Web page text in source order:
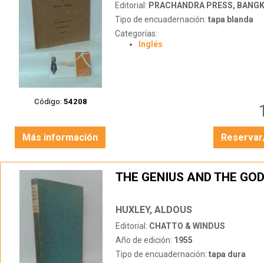
Código: 54208
Editorial: PRACHANDRA PRESS,
Tipo de encuadernación: tapa blanda
Categorías:
Inglés
Más información
THE GENIUS AND THE
HUXLEY, ALDOUS
Editorial: CHATTO & WINDUS
Año de edición: 1955
Tipo de encuadernación: tapa dura